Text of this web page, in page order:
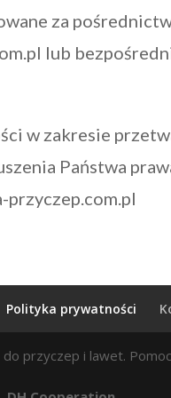
za
lub
w zakresie
Państwa
przyczep.com.pl
Polityka prywatności
przyczep i lawet.